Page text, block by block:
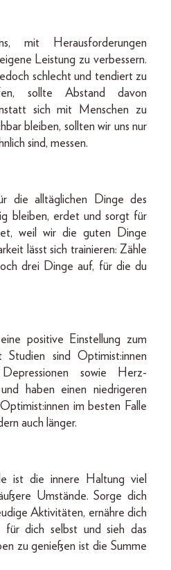
mit Herausforderungen
Leistung zu verbessern.
schlecht und tendiert zu
sollte Abstand davon
sich mit Menschen zu
bleiben, sollten wir uns nur
sind, messen.
die alltäglichen Dinge des
bleiben, erdet und sorgt für
weil wir die guten Dinge
lässt sich trainieren: Zähle
drei Dinge auf, für die du
positive Einstellung zum
sind Opti­mist:innen
sowie Herz-
und haben einen niedrigeren
im besten Falle
auch länger.
ist die innere Haltung viel
Umstände. Sorge dich
Aktivitäten, ernähre dich
dich selbst und sieh das
zu genießen ist die Summe